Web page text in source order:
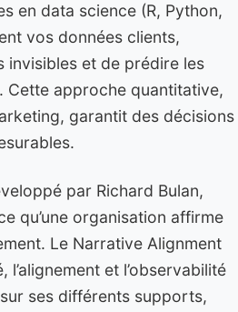
en data science (R, Python,
vos données clients,
et de prédire les
Cette approche quantitative,
garantit des décisions
par Richard Bulan,
qu’une organisation affirme
Le Narrative Alignment
et l’observabilité
ses différents supports,